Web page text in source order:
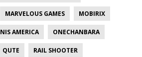
MARVELOUS GAMES MOBIRIX
NIS AMERICA ONECHANBARA
QUTE RAIL SHOOTER